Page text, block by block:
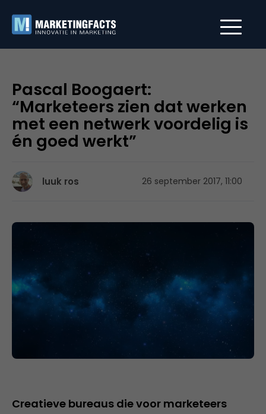
Pascal Boogaert:
“Marketeers zien dat werken
met een netwerk voordelig is
én goed werkt”
luuk ros 26 september 2017, 11:00
Creatieve bureaus die voor marketeers